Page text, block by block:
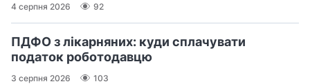
4 серпня 2026 92
ПДФО з лікарняних: куди сплачувати
податок роботодавцю
3 серпня 2026 103